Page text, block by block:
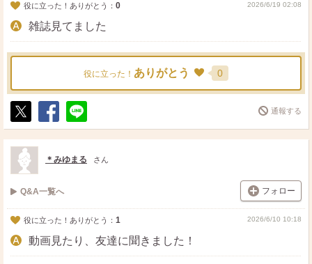
役に立った！ありがとう： 0 2026/6/19 02:08
雑誌見てました
役に立った！ ありがとう 0
ポ
ス
ト
シ
ェ
送
る
通報する
＊みゆまる さん
Q&A一覧へ フォロー
役に立った！ありがとう： 1 2026/6/10 10:18
動画見たり、友達に聞きました！